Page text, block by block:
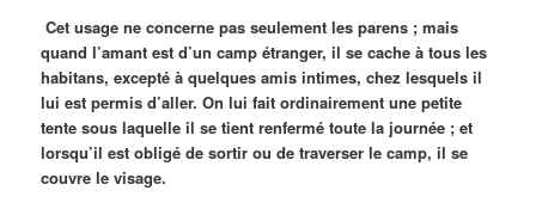
Cet usage ne concerne pas seulement les parens ; mais
quand l’amant est d’un camp étranger, il se cache à tous les
habitans, excepté à quelques amis intimes, chez lesquels il
lui est permis d’aller. On lui fait ordinairement une petite
tente sous laquelle il se tient renfermé toute la journée ; et
lorsqu’il est obligé de sortir ou de traverser le camp, il se
couvre le visage.